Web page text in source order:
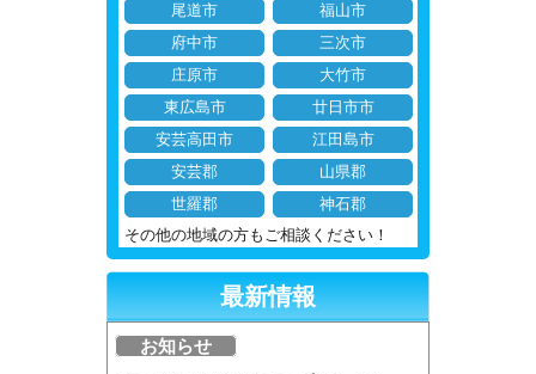
尾道市
福山市
府中市
三次市
庄原市
大竹市
東広島市
廿日市市
安芸高田市
江田島市
安芸郡
山県郡
世羅郡
神石郡
その他の地域の方もご相談ください！
最新情報
お知らせ